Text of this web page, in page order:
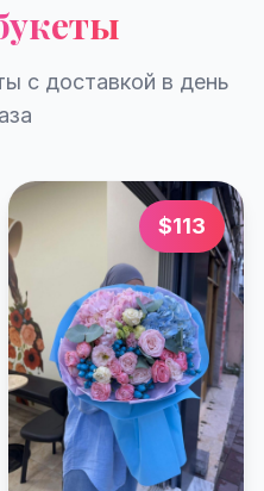
с доставкой в день
$113